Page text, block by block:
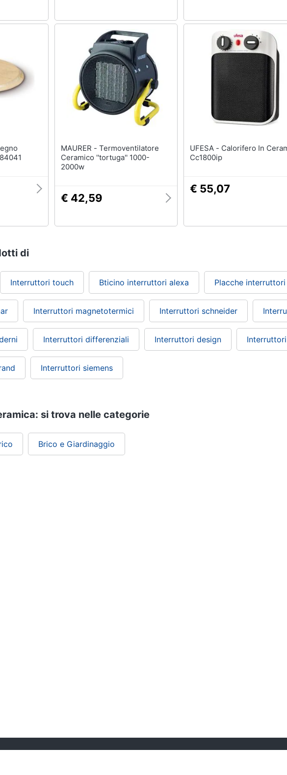
MAURER - Termoventilatore
Ceramico ''tortuga'' 1000-
2000w
€ 42,59
UFESA - Calorifero In Ceramica
Cc1800ip
€ 55,07
di
Interruttori touch Bticino interruttori alexa Placche interruttori
Interruttori magnetotermici Interruttori schneider
Interruttori differenziali Interruttori design
Interruttori siemens
si trova nelle categorie
Brico e Giardinaggio